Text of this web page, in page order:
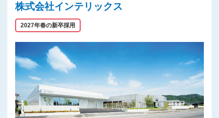
株式会社インテリックス
2027年春の新卒採用